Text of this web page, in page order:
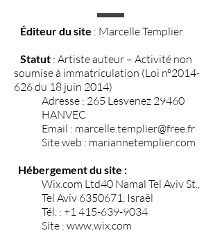
Éditeur du site : Marcelle Templier
Statut : Artiste auteur – Activité non
soumise à immatriculation (Loi n°2014-
626du 18 juin 2014)
Adresse : 265 Lesvenez 29460
HANVEC
Email : marcelle.templier@free.fr
Site web : mariannetemplier.com
Hébergement du site :
Wix.com Ltd40 Namal Tel Aviv St.,
Tel Aviv 6350671, Israël
Tél. : +1 415-639-9034
Site : www.wix.com